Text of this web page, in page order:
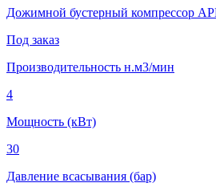
Дожимной бустерный компрессор
Под заказ
Производительность н.м3/мин
4
Мощность (кВт)
30
Давление всасывания (бар)